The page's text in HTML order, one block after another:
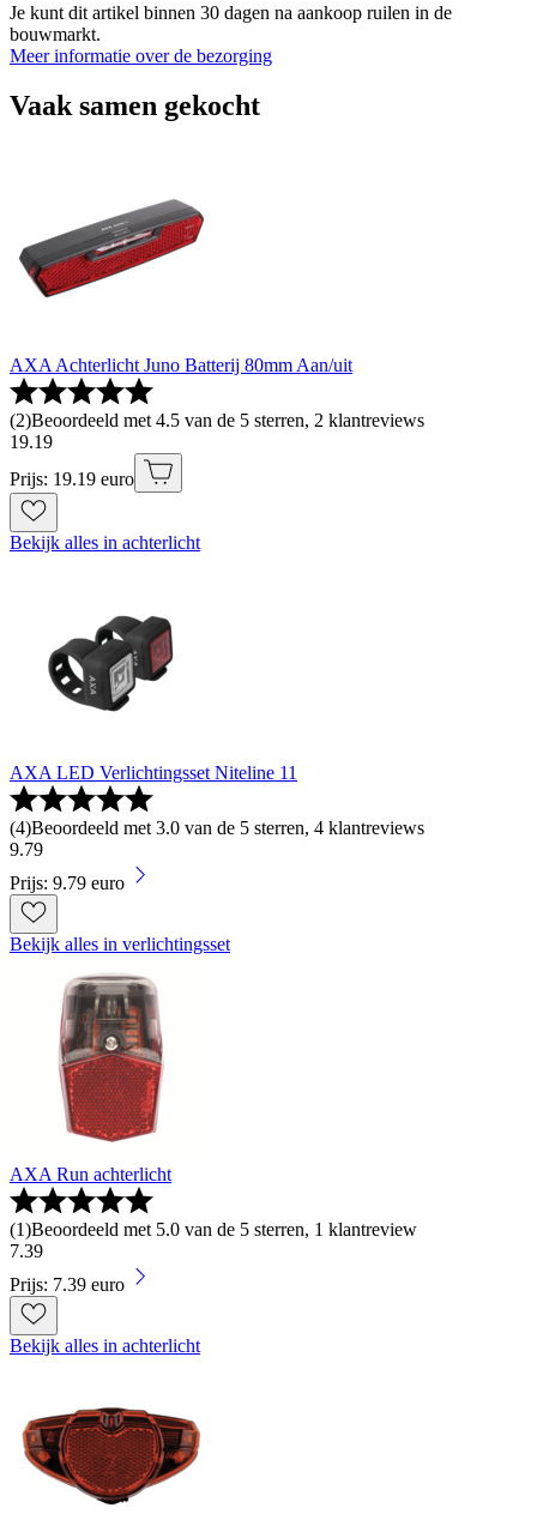
Je kunt dit artikel binnen 30 dagen na aankoop ruilen in de
bouwmarkt.
Meer informatie over de bezorging
Vaak samen gekocht
AXA Achterlicht Juno Batterij 80mm Aan/uit
(2)Beoordeeld met 4.5 van de 5 sterren, 2 klantreviews
19.19
Prijs: 19.19 euro
Bekijk alles in achterlicht
AXA LED Verlichtingsset Niteline 11
(4)Beoordeeld met 3.0 van de 5 sterren, 4 klantreviews
9.79
Prijs: 9.79 euro
Bekijk alles in verlichtingsset
AXA Run achterlicht
(1)Beoordeeld met 5.0 van de 5 sterren, 1 klantreview
7.39
Prijs: 7.39 euro
Bekijk alles in achterlicht